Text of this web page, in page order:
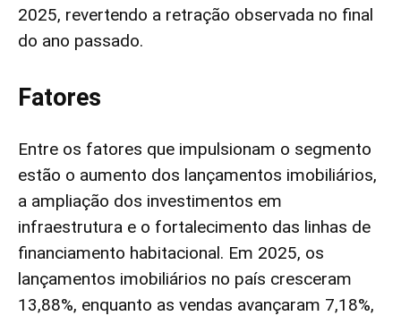
2025, revertendo a retração observada no final
do ano passado.
Fatores
Entre os fatores que impulsionam o segmento
estão o aumento dos lançamentos imobiliários,
a ampliação dos investimentos em
infraestrutura e o fortalecimento das linhas de
financiamento habitacional. Em 2025, os
lançamentos imobiliários no país cresceram
13,88%, enquanto as vendas avançaram 7,18%,